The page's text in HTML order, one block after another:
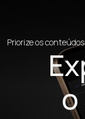
Priorize os
o